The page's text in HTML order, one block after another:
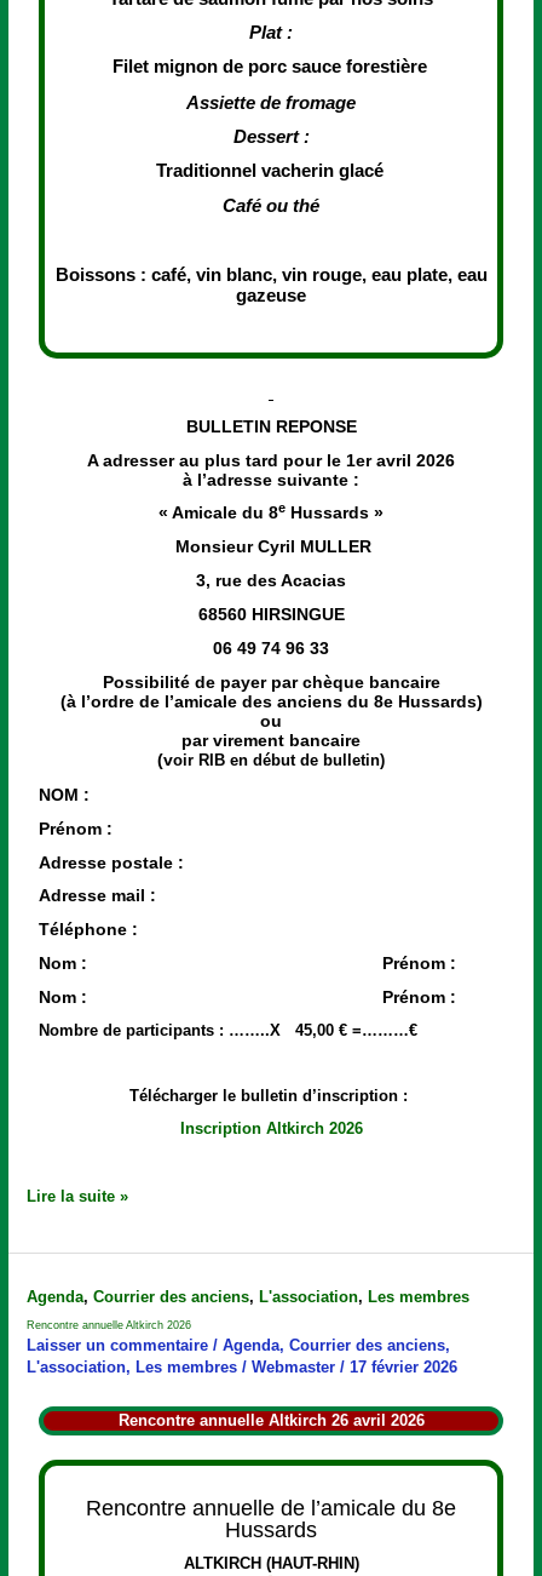
Plat :
Filet mignon de porc sauce forestière
Assiette de fromage
Dessert :
Traditionnel vacherin glacé
Café ou thé
Boissons : café, vin blanc, vin rouge, eau plate, eau
gazeuse
BULLETIN REPONSE
A adresser au plus tard pour le 1er avril 2026
à l’adresse suivante :
« Amicale du 8e Hussards »
Monsieur Cyril MULLER
3, rue des Acacias
68560 HIRSINGUE
06 49 74 96 33
Possibilité de payer par chèque bancaire
(à l’ordre de l’amicale des anciens du 8e Hussards)
ou
par virement bancaire
(voir RIB en début de bulletin)
NOM :
Prénom :
Adresse postale :
Adresse mail :
Téléphone :
Nom : Prénom :
Nom : Prénom :
Nombre de participants : ……..X 45,00 € =………€
Télécharger le bulletin d’inscription :
Inscription Altkirch 2026
Lire la suite »
Agenda,Courrier des anciens, L'association, Les membres
Rencontre annuelle Altkirch 2026
Laisser un commentaire /Agenda,Courrier des anciens,
L'association, Les membres /Webmaster/ 17 février 2026
Rencontre annuelle Altkirch 26 avril 2026
Rencontre annuelle de l’amicale du 8e
Hussards
ALTKIRCH (HAUT-RHIN)
Rencontre
Altkirch
2026